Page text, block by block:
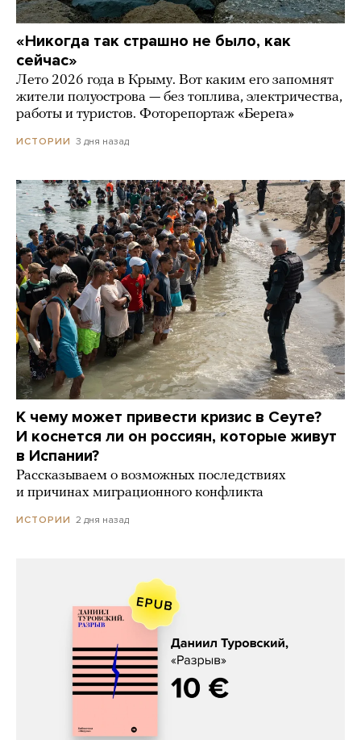
«Никогда так страшно не было, как
сейчас»
Лето 2026 года в Крыму. Вот каким его запомнят
жители полуострова — без топлива, электричества,
работы и туристов. Фоторепортаж «Берега»
ИСТОРИИ 3 дня назад
К чему может привести кризис в Сеуте?
И коснется ли он россиян, которые живут
в Испании?
Рассказываем о возможных последствиях
и причинах миграционного конфликта
ИСТОРИИ 2 дня назад